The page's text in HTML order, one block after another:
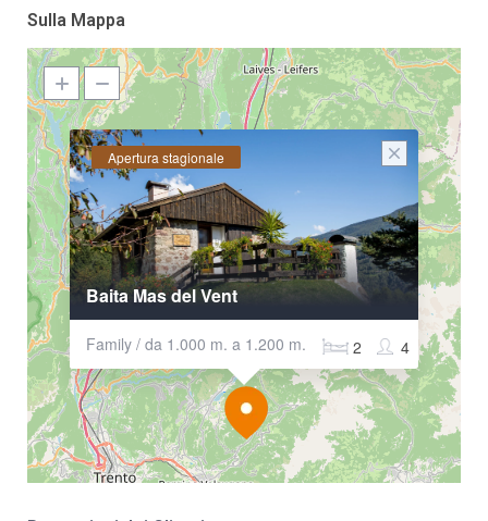
Sulla Mappa
Apertura stagionale
Baita Mas del Vent
Family / da 1.000 m. a 1.200 m. 4
2